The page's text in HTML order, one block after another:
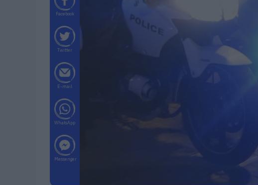
Facebook
Twitter
E-mail
WhatsApp
Messenger